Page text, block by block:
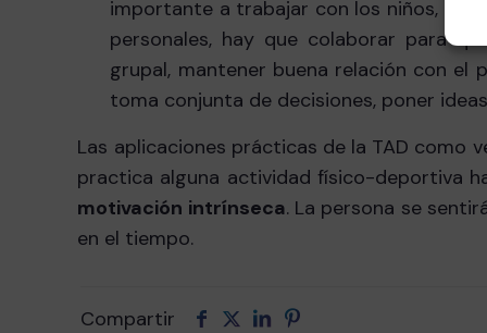
importante a trabajar con los niños,
personales, hay que colaborar para
grupal, mantener buena relación con
toma conjunta de decisiones, poner
Las aplicaciones prácticas de la TAD como
practica alguna actividad físico-deportiva
motivación intrínseca. La persona se
en el tiempo.
Compartir